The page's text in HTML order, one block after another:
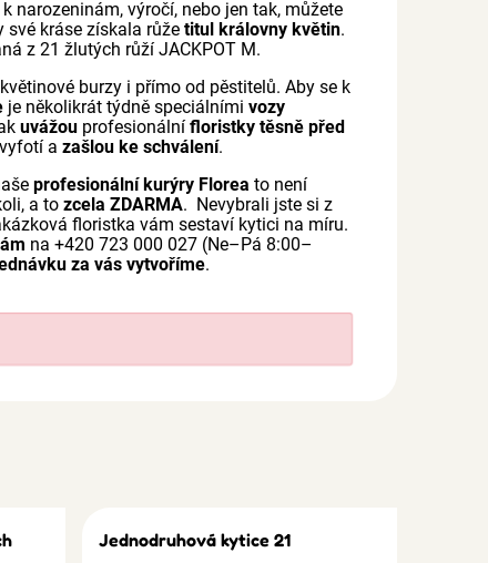
narozeninám, výročí, nebo jen tak, můžete
své kráse získala růžetitul královny květin.
z 21 žlutých růží JACKPOT M.
burzy i přímo od pěstitelů. Aby se k
je několikrát týdně speciálnímivozy
uvážou profesionálnífloristky těsně před
vyfotí azašlou ke schválení.
profesionální kurýry Florea to není
a tozcela ZDARMA. Nevybrali jste si z
floristka vám sestaví kytici na míru.
na +420 723 000 027 (Ne–Pá 8:00–
za vás vytvoříme.
Jednodruhová kytice 21